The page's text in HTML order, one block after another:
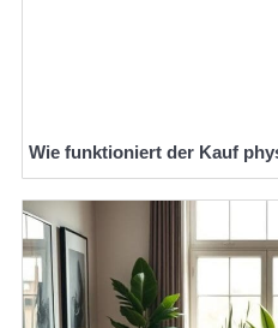
Wie funktioniert der Kauf